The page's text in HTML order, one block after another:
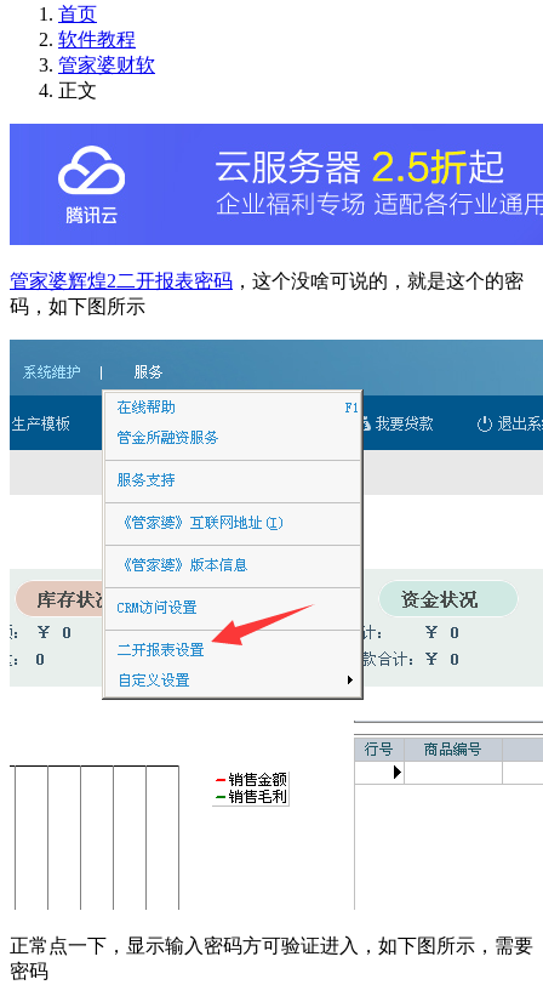
首页
软件教程
管家婆财软
正文
管家婆辉煌2二开报表密码 ，这个没啥可说的，就是这个的密
码，如下图所示
正常点一下，显示输入密码方可验证进入，如下图所示，需要
密码